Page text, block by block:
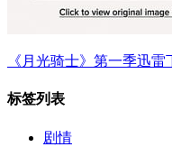
《月光骑士》第一季迅
标签列表
剧情